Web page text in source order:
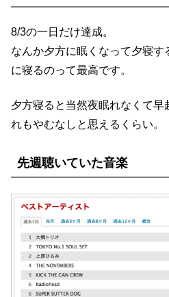
8/3の一日だけ達成。
なんか夕方に眠くなって夕寝
に寝るのって最高です。
夕方寝ると当然夜眠れなくて
れもやむなしと思えるくらい。
先週聴いていた音楽